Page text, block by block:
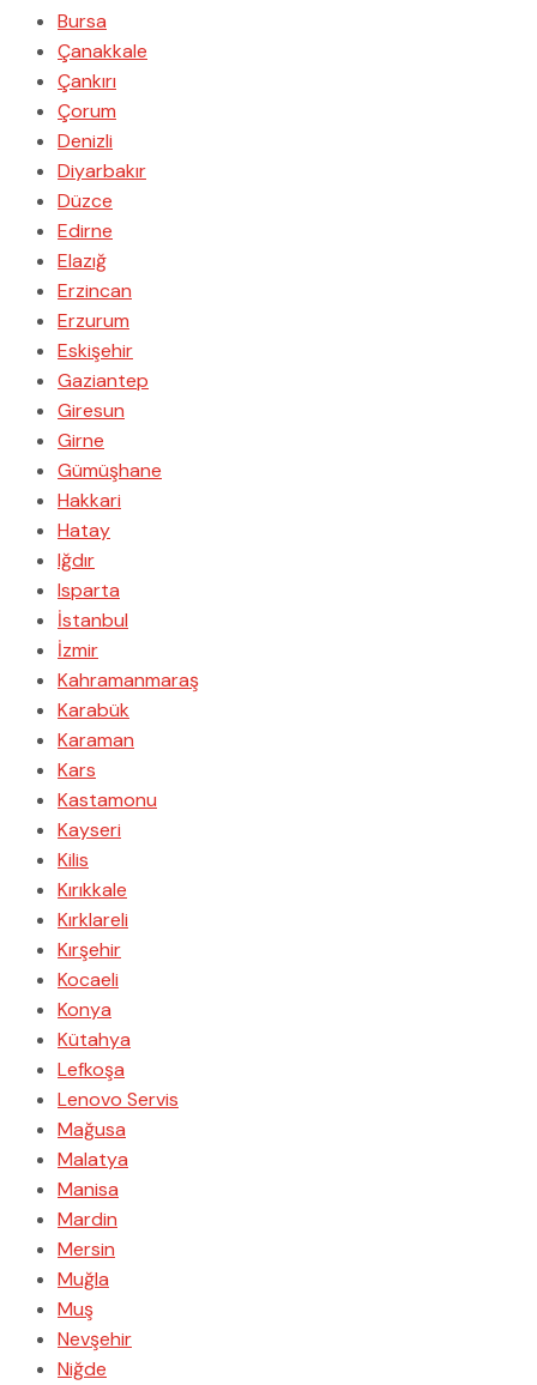
Bursa
Çanakkale
Çankırı
Çorum
Denizli
Diyarbakır
Düzce
Edirne
Elazığ
Erzincan
Erzurum
Eskişehir
Gaziantep
Giresun
Girne
Gümüşhane
Hakkari
Hatay
Iğdır
Isparta
İstanbul
İzmir
Kahramanmaraş
Karabük
Karaman
Kars
Kastamonu
Kayseri
Kilis
Kırıkkale
Kırklareli
Kırşehir
Kocaeli
Konya
Kütahya
Lefkoşa
Lenovo Servis
Mağusa
Malatya
Manisa
Mardin
Mersin
Muğla
Muş
Nevşehir
Niğde